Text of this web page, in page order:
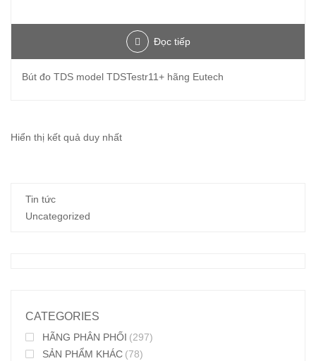
Đọc tiếp
Bút đo TDS model TDSTestr11+ hãng Eutech
Hiển thị kết quả duy nhất
Tin tức
Uncategorized
CATEGORIES
HÃNG PHÂN PHỐI (297)
SẢN PHẨM KHÁC (78)